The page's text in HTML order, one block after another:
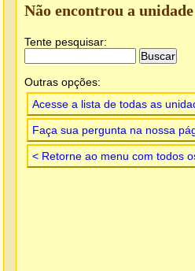
Não encontrou a
Tente pesquisar:
Outras opções:
Acesse a lista de todas as
Faça sua pergunta na nossa
< Retorne ao menu com todos